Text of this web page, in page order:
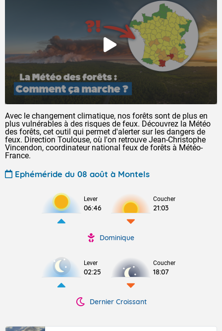
Avec le changement climatique, nos forêts sont de plus en
plus vulnérables à des risques de feux. Découvrez la Météo
des forêts, cet outil qui permet d'alerter sur les dangers de
feux. Direction Toulouse, où l'on retrouve Jean-Christophe
Vincendon, coordinateur national feux de forêts à Météo-
France.
Ephéméride du 08 août à Montels
Lever
06:46
Coucher
21:03
Dominique
Lever
02:25
Coucher
18:07
Dernier Croissant